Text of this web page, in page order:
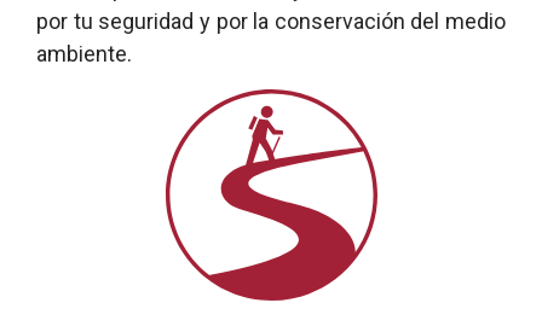
por tu seguridad y por la conservación del medio
ambiente.